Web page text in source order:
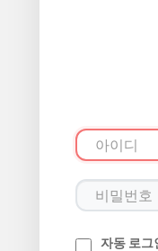
자동 로그